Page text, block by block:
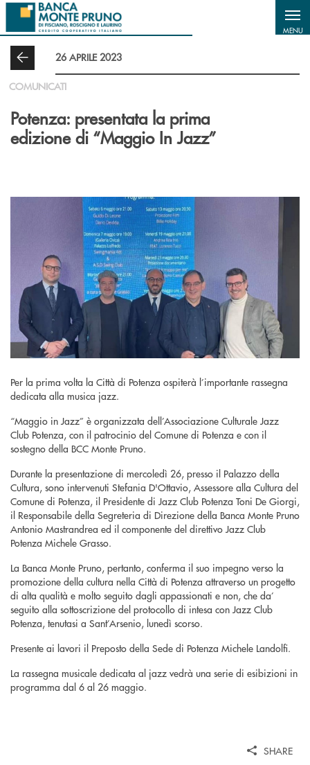
Salta al contenuto principale
MENU
26 APRILE 2023
COMUNICATI
Potenza: presentata la prima
edizione di “Maggio In Jazz”
Per la prima volta la Città di Potenza ospiterà l’importante rassegna
dedicata alla musica jazz.
“Maggio in Jazz” è organizzata dell’Associazione Culturale Jazz
Club Potenza, con il patrocinio del Comune di Potenza e con il
sostegno della BCC Monte Pruno.
Durante la presentazione di mercoledì 26, presso il Palazzo della
Cultura, sono intervenuti Stefania D'Ottavio, Assessore alla Cultura del
Comune di Potenza, il Presidente di Jazz Club Potenza Toni De Giorgi,
il Responsabile della Segreteria di Direzione della Banca Monte Pruno
Antonio Mastrandrea ed il componente del direttivo Jazz Club
Potenza Michele Grasso.
La Banca Monte Pruno, pertanto, conferma il suo impegno verso la
promozione della cultura nella Città di Potenza attraverso un progetto
di alta qualità e molto seguito dagli appassionati e non, che da’
seguito alla sottoscrizione del protocollo di intesa con Jazz Club
Potenza, tenutasi a Sant’Arsenio, lunedì scorso.
Presente ai lavori il Preposto della Sede di Potenza Michele Landolfi.
La rassegna musicale dedicata al jazz vedrà una serie di esibizioni in
programma dal 6 al 26 maggio.
SHARE